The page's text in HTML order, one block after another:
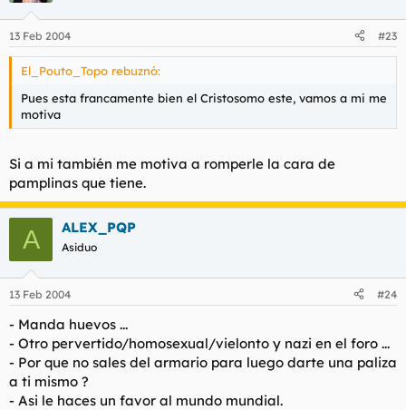
13 Feb 2004 #23
El_Pouto_Topo rebuznó:
Pues esta francamente bien el Cristosomo este, vamos a mi me
motiva
Si a mi también me motiva a romperle la cara de
pamplinas que tiene.
A ALEX_PQP
Asiduo
13 Feb 2004 #24
- Manda huevos ...
- Otro pervertido/homosexual/vielonto y nazi en el foro ...
- Por que no sales del armario para luego darte una paliza
a ti mismo ?
- Asi le haces un favor al mundo mundial.